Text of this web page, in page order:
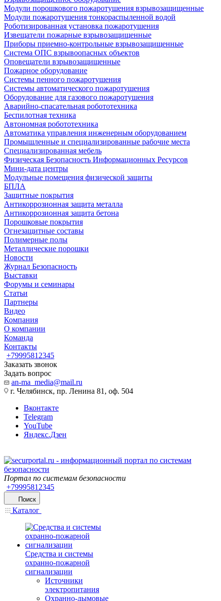
Модули порошкового пожаротушения взрывозащищенные
Модули пожаротушения тонкораспыленной водой
Роботизированная установка пожаротушения
Извещатели пожарные взрывозащищенные
Приборы приемно-контрольные взрывозащищенные
Система ОПС взрывоопасных объектов
Оповещатели взрывозащищенные
Пожарное оборудование
Системы пенного пожаротушения
Системы автоматического пожаротушения
Оборудование для газового пожаротушения
Аварийно-спасательная робототехника
Беспилотная техника
Автономная робототехника
Автоматика управления инженерным оборудованием
Промышленные и специализированные рабочие места
Специализированная мебель
Физическая Безопасность Информационных Ресурсов
Мини-дата центры
Модульные помещения физической защиты
БПЛА
Защитные покрытия
Антикоррозионная защита металла
Антикоррозионная защита бетона
Порошковые покрытия
Огнезащитные составы
Полимерные полы
Металлические порошки
Новости
Журнал Безопасность
Выставки
Форумы и семинары
Статьи
Партнеры
Видео
Компания
О компании
Команда
Контакты
+79995812345
Заказать звонок
Задать вопрос
an-ma_media@mail.ru
г. Челябинск, пр. Ленина 81, оф. 504
Вконтакте
Telegram
YouTube
Яндекс.Дзен
Портал по системам безопасности
+79995812345
Поиск
Каталог
Средства и системы
охранно-пожарной
сигнализации
Источники
электропитания
Охранно-дымовые